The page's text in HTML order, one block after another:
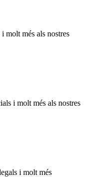
molt més als nostres
i molt més als nostres
i molt més